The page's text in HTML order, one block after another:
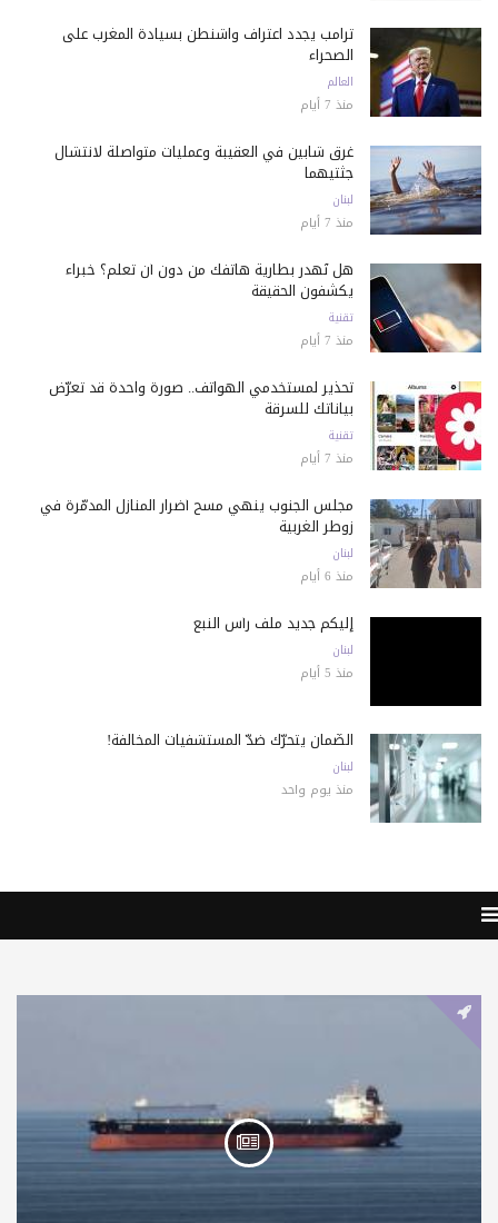
ترامب يجدد اعتراف واشنطن بسيادة المغرب على
الصحراء
العالم
منذ 7 أيام
غرق شابين في العقيبة وعمليات متواصلة لانتشال
جثتيهما
لبنان
منذ 7 أيام
هل تُهدر بطارية هاتفك من دون أن تعلم؟ خبراء
يكشفون الحقيقة
تقنية
منذ 7 أيام
تحذير لمستخدمي الهواتف.. صورة واحدة قد تعرّض
بياناتك للسرقة
تقنية
منذ 7 أيام
مجلس الجنوب ينهي مسح أضرار المنازل المدمّرة في
زوطر الغربية
لبنان
منذ 6 أيام
إليكم جديد ملف رأس النبع
لبنان
منذ 5 أيام
الضّمان يتحرّك ضدّ المستشفيات المخالفة!
لبنان
منذ يوم واحد